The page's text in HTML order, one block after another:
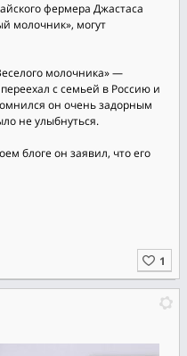
фермера Джастаса
молочник», могут
молочника» —
с семьей в Россию и
он очень задорным
не улыбнуться.
блоге он заявил, что его